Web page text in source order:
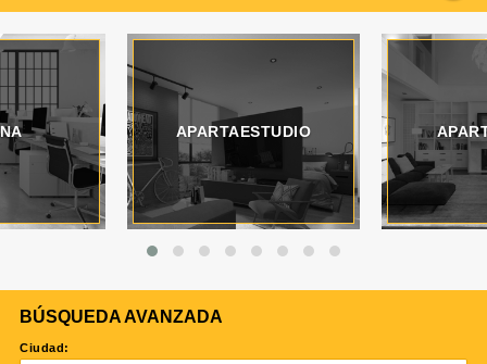
APARTAESTUDIO
BÚSQUEDA AVANZADA
Ciudad: